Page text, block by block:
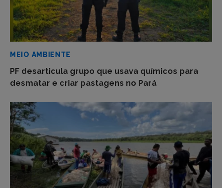
MEIO AMBIENTE
PF desarticula grupo que usava químicos para
desmatar e criar pastagens no Pará